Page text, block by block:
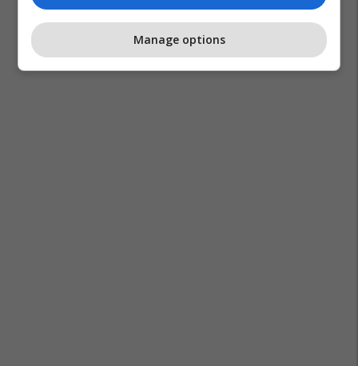
Manage options